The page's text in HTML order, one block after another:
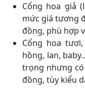
Cổng hoa giả
mức giá tương
đồng, phù hợp
Cổng hoa
hồng, lan,
trọng nhưng có
đồng, tùy kiểu